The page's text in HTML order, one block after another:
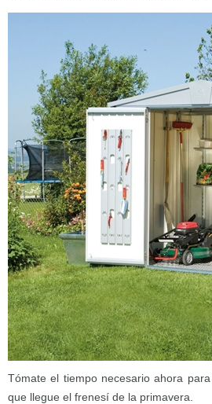
Tómate el tiempo necesario ahora
que llegue el frenesí de la primavera.